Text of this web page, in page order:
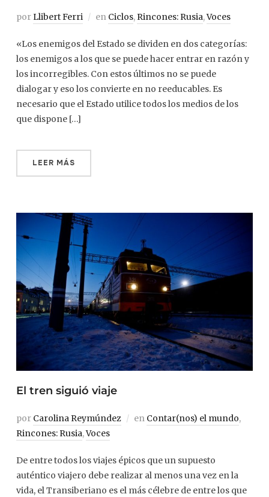
porLlibert Ferri en Ciclos, Rincones: Rusia,Voces
«Los enemigos del Estado se dividen en dos categorías:
los enemigos a los que se puede hacer entrar en razón y
los incorregibles. Con estos últimos no se puede
dialogar y eso los convierte en no reeducables. Es
necesario que el Estado utilice todos los medios de los
que dispone […]
LEER MÁS
El tren siguió viaje
por Carolina Reymúndez en Contar(nos) el mundo,
Rincones: Rusia,Voces
De entre todos los viajes épicos que un supuesto
auténtico viajero debe realizar al menos una vez en la
vida, el Transiberiano es el más célebre de entre los que